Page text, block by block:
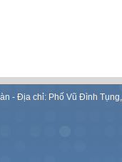
- Địa chỉ: Phố Vũ Đình